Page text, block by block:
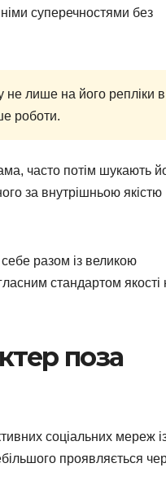
суперечностями без
не лише на його репліки в
роботи.
часто потім шукають
за внутрішньою якістю
разом із великою
стандартом якості
поза
соціальних мереж
проявляється